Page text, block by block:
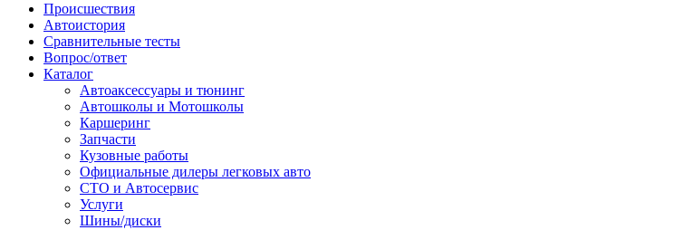
Происшествия
Автоистория
Сравнительные тесты
Вопрос/ответ
Каталог
Автоакcессуары и тюнинг
Автошколы и Мотошколы
Каршеринг
Запчасти
Кузовные работы
Официальные дилеры легковых авто
СТО и Автосервис
Услуги
Шины/диски